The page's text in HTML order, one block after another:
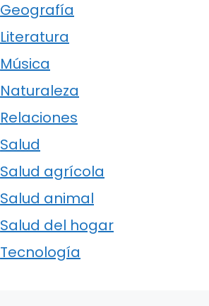
Geografía
Literatura
Música
Naturaleza
Relaciones
Salud
Salud agrícola
Salud animal
Salud del hogar
Tecnología